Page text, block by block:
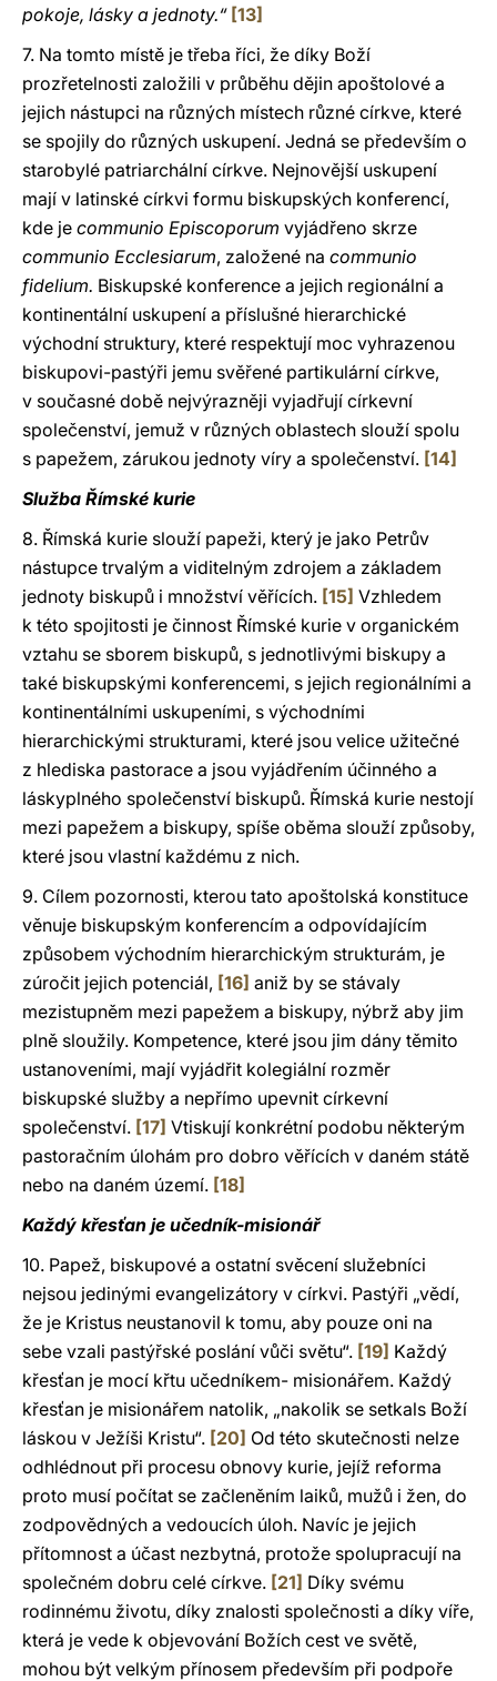
pokoje, lásky a jednoty.“ [13]
7. Na tomto místě je třeba říci, že díky Boží
prozřetelnosti založili v průběhu dějin apoštolové a
jejich nástupci na různých místech různé církve, které
se spojily do různých uskupení. Jedná se především o
starobylé patriarchální církve. Nejnovější uskupení
mají v latinské církvi formu biskupských konferencí,
kde je communio Episcoporum vyjádřeno skrze
communio Ecclesiarum, založené na communio
fidelium. Biskupské konference a jejich regionální a
kontinentální uskupení a příslušné hierarchické
východní struktury, které respektují moc vyhrazenou
biskupovi-pastýři jemu svěřené partikulární církve,
v současné době nejvýrazněji vyjadřují církevní
společenství, jemuž v různých oblastech slouží spolu
s papežem, zárukou jednoty víry a společenství. [14]
Služba Římské kurie
8. Římská kurie slouží papeži, který je jako Petrův
nástupce trvalým a viditelným zdrojem a základem
jednoty biskupů i množství věřících. [15] Vzhledem
k této spojitosti je činnost Římské kurie v organickém
vztahu se sborem biskupů, s jednotlivými biskupy a
také biskupskými konferencemi, s jejich regionálními a
kontinentálními uskupeními, s východními
hierarchickými strukturami, které jsou velice užitečné
z hlediska pastorace a jsou vyjádřením účinného a
láskyplného společenství biskupů. Římská kurie nestojí
mezi papežem a biskupy, spíše oběma slouží způsoby,
které jsou vlastní každému z nich.
9. Cílem pozornosti, kterou tato apoštolská konstituce
věnuje biskupským konferencím a odpovídajícím
způsobem východním hierarchickým strukturám, je
zúročit jejich potenciál, [16] aniž by se stávaly
mezistupněm mezi papežem a biskupy, nýbrž aby jim
plně sloužily. Kompetence, které jsou jim dány těmito
ustanoveními, mají vyjádřit kolegiální rozměr
biskupské služby a nepřímo upevnit církevní
společenství. [17] Vtiskují konkrétní podobu některým
pastoračním úlohám pro dobro věřících v daném státě
nebo na daném území. [18]
Každý křesťan je učedník-misionář
10. Papež, biskupové a ostatní svěcení služebníci
nejsou jedinými evangelizátory v církvi. Pastýři „vědí,
že je Kristus neustanovil k tomu, aby pouze oni na
sebe vzali pastýřské poslání vůči světu“. [19] Každý
křesťan je mocí křtu učedníkem- misionářem. Každý
křesťan je misionářem natolik, „nakolik se setkals Boží
láskou v Ježíši Kristu“. [20] Od této skutečnosti nelze
odhlédnout při procesu obnovy kurie, jejíž reforma
proto musí počítat se začleněním laiků, mužů i žen, do
zodpovědných a vedoucích úloh. Navíc je jejich
přítomnost a účast nezbytná, protože spolupracují na
společném dobru celé církve. [21] Díky svému
rodinnému životu, díky znalosti společnosti a díky víře,
která je vede k objevování Božích cest ve světě,
mohou být velkým přínosem především při podpoře